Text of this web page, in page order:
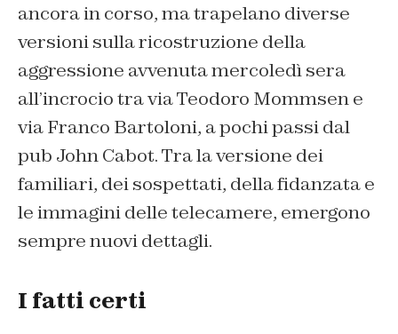
ancora in corso, ma trapelano diverse
versioni sulla ricostruzione della
aggressione avvenuta mercoledì sera
all’incrocio tra via Teodoro Mommsen e
via Franco Bartoloni, a pochi passi dal
pub John Cabot. Tra la versione dei
familiari, dei sospettati, della fidanzata e
le immagini delle telecamere, emergono
sempre nuovi dettagli.
I fatti certi